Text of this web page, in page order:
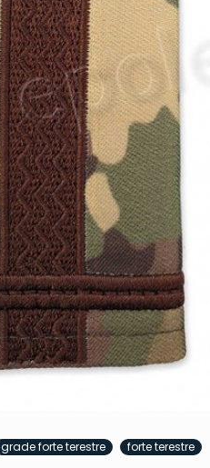
grade forte terestre forte terestre